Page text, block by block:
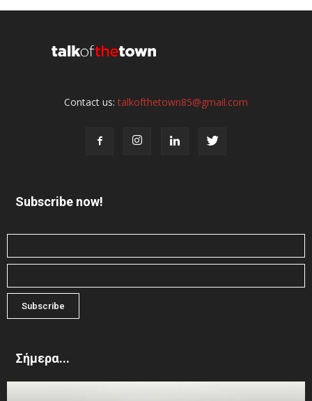
Contact us:talkofthetown85@gmail.com
Subscribe now!
Σήμερα...